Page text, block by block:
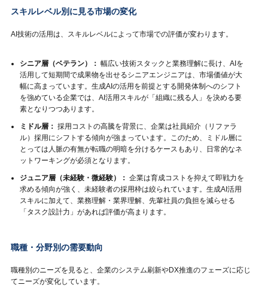
スキルレベル別に見る市場の変化
AI技術の活用は、スキルレベルによって市場での評価が変わります。
シニア層（ベテラン）： 幅広い技術スタックと業務理解に長け、AIを
活用して短期間で成果物を出せるシニアエンジニアは、市場価値が大
幅に高まっています。生成AIの活用を前提とする開発体制へのシフト
を強めている企業では、AI活用スキルが「組織に残る人」を決める要
素となりつつあります。
ミドル層： 採用コストの高騰を背景に、企業は社員紹介（リファラ
ル）採用にシフトする傾向が強まっています。このため、ミドル層に
とっては人脈の有無が転職の明暗を分けるケースもあり、日常的なネ
ットワーキングが必須となります。
ジュニア層（未経験・微経験）： 企業は育成コストを抑えて即戦力を
求める傾向が強く、未経験者の採用枠は絞られています。生成AI活用
スキルに加えて、業務理解・業界理解、先輩社員の負担を減らせる
「タスク設計力」があれば評価が高まります。
職種・分野別の需要動向
職種別のニーズを見ると、企業のシステム刷新やDX推進のフェーズに応じ
てニーズが変化しています。